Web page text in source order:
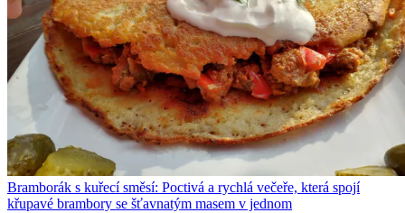
Bramborák s kuřecí směsí: Poctivá a rychlá večeře, která spojí
křupavé brambory se šťavnatým masem v jednom